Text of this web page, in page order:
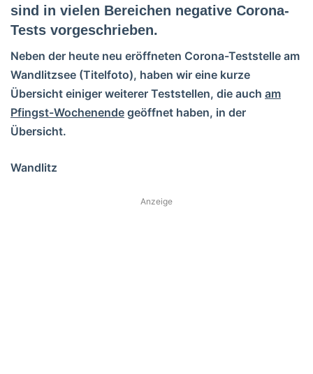
sind in vielen Bereichen negative Corona-
Tests vorgeschrieben.
Neben der heute neu eröffneten Corona-Teststelle am
Wandlitzsee (Titelfoto), haben wir eine kurze
Übersicht einiger weiterer Teststellen, die auch am
Pfingst-Wochenende geöffnet haben, in der
Übersicht.
Wandlitz
Anzeige